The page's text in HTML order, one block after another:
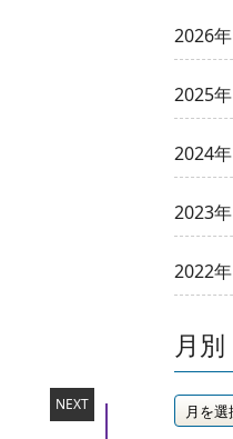
NEXT
2026年
2025年
2024年
2023年
2022年
月別